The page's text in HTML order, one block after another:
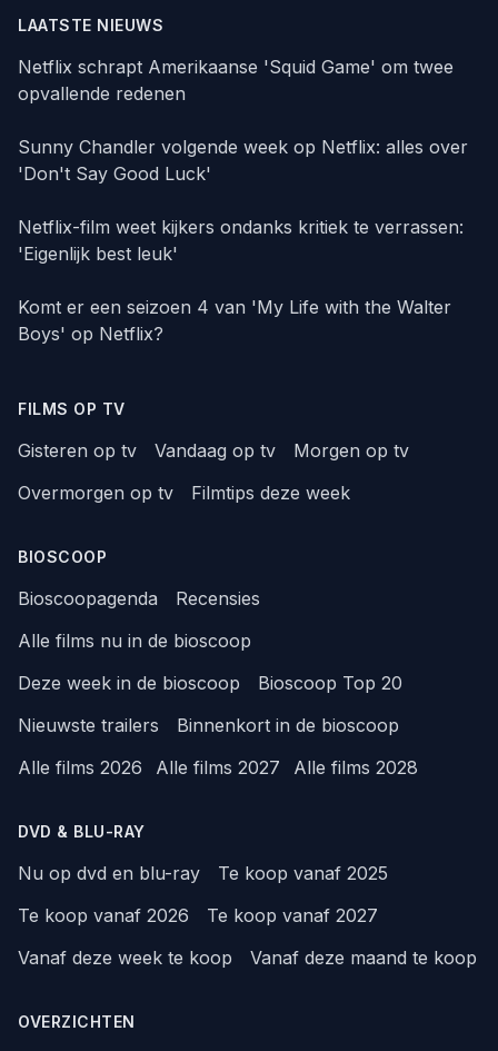
LAATSTE NIEUWS
Netflix schrapt Amerikaanse 'Squid Game' om twee
opvallende redenen
Sunny Chandler volgende week op Netflix: alles over
'Don't Say Good Luck'
Netflix-film weet kijkers ondanks kritiek te verrassen:
'Eigenlijk best leuk'
Komt er een seizoen 4 van 'My Life with the Walter
Boys' op Netflix?
FILMS OP TV
Gisteren op tv Vandaag op tv
Morgen op tv
Overmorgen op tv
Filmtips deze week
BIOSCOOP
Bioscoopagenda
Recensies
Alle films nu in de bioscoop
Deze week in de bioscoop
Bioscoop Top 20
Nieuwste trailers
Binnenkort in de bioscoop
Alle films 2026
Alle films 2027 Alle films 2028
DVD & BLU-RAY
Nu op dvd en blu-ray
Te koop vanaf 2025
Te koop vanaf 2026
Te koop vanaf 2027
Vanaf deze week te koop
Vanaf deze maand te koop
OVERZICHTEN